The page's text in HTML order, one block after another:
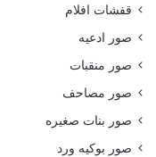
قفشات افلام
صور ادعيه
صور منقبات
صور مصاحف
صور بنات صغيره
صور بوكيه ورد